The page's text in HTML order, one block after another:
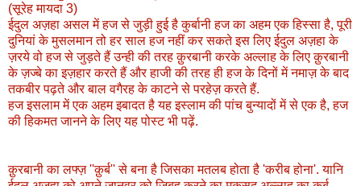
(सूरेह मायदा 3)
ईदुल अज़हा असल में हज से जुड़ी हुई है कुर्बानी हज का अहम एक हिस्सा है, पूरी
दुनियां के मुसलमान तो हर साल हज नहीं कर सकते इस लिए ईदुल अज़हा के
ज़रये वो हज से जुड़ते हैं उन्ही की तरह क़ुरबानी करके अल्लाह के लिए क़ुरबानी
के ज़ज्बे का इज़हार करते हैं और हाजी की तरह ही हज के दिनों में नमाज़ के बाद
तकबीर पढ़ते और बाल वगैरह के काटने से परहेज़ करते हैं.
हज इसलाम में एक अहम इबादत है यह इस्लाम की पांच बुन्यादों में से एक है, हज
की हिकमत जानने के लिए यह पोस्ट भी पढ़ें.
क़ुरबानी का लफ्ज़ ''क़ुर्ब'' से बना है जिसका मतलब होता है 'करीब होना'. यानि